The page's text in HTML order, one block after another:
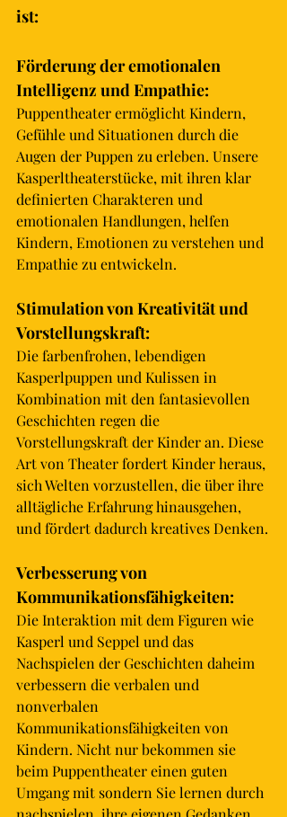
ist:
Förderung der emotionalen
Intelligenz und Empathie:
Puppentheater ermöglicht Kindern,
Gefühle und Situationen durch die
Augen der Puppen zu erleben. Unsere
Kasperltheaterstücke, mit ihren klar
definierten Charakteren und
emotionalen Handlungen, helfen
Kindern, Emotionen zu verstehen und
Empathie zu entwickeln.
Stimulation von Kreativität und
Vorstellungskraft:
Die farbenfrohen, lebendigen
Kasperlpuppen und Kulissen in
Kombination mit den fantasievollen
Geschichten regen die
Vorstellungskraft der Kinder an. Diese
Art von Theater fordert Kinder heraus,
sich Welten vorzustellen, die über ihre
alltägliche Erfahrung hinausgehen,
und fördert dadurch kreatives Denken.
Verbesserung von
Kommunikationsfähigkeiten:
Die Interaktion mit dem Figuren wie
Kasperl und Seppel und das
Nachspielen der Geschichten daheim
verbessern die verbalen und
nonverbalen
Kommunikationsfähigkeiten von
Kindern. Nicht nur bekommen sie
beim Puppentheater einen guten
Umgang mit sondern Sie lernen durch